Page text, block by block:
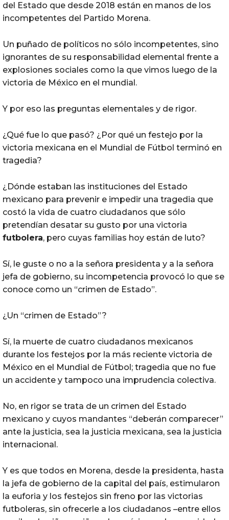
del Estado que desde 2018 están en manos de los
incompetentes del Partido Morena.
Un puñado de políticos no sólo incompetentes, sino
ignorantes de su responsabilidad elemental frente a
explosiones sociales como la que vimos luego de la
victoria de México en el mundial.
Y por eso las preguntas elementales y de rigor.
¿Qué fue lo que pasó? ¿Por qué un festejo por la
victoria mexicana en el Mundial de Fútbol terminó en
tragedia?
¿Dónde estaban las instituciones del Estado
mexicano para prevenir e impedir una tragedia que
costó la vida de cuatro ciudadanos que sólo
pretendían desatar su gusto por una victoria
futbolera, pero cuyas familias hoy están de luto?
Sí, le guste o no a la señora presidenta y a la señora
jefa de gobierno, su incompetencia provocó lo que se
conoce como un “crimen de Estado”.
¿Un “crimen de Estado”?
Sí, la muerte de cuatro ciudadanos mexicanos
durante los festejos por la más reciente victoria de
México en el Mundial de Fútbol; tragedia que no fue
un accidente y tampoco una imprudencia colectiva.
No, en rigor se trata de un crimen del Estado
mexicano y cuyos mandantes “deberán comparecer”
ante la justicia, sea la justicia mexicana, sea la justicia
internacional.
Y es que todos en Morena, desde la presidenta, hasta
la jefa de gobierno de la capital del país, estimularon
la euforia y los festejos sin freno por las victorias
futboleras, sin ofrecerle a los ciudadanos –entre ellos